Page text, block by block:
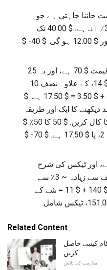
جاننا چاہتی ہے جو
باقاعدگی سے $ 39.99 ہے، اور 30٪ آف ہے. $ 40.00 تک
گول، 10٪ $ 4.00، اوقات 3 30٪ اور $ 12.00 ہو گی. $ 40- $
ایک آئٹم کی باقاعدگی سے قیمت $ 70 ہے، اور یہ 25
فیصد ہے. 10٪ $ 7.00، اوقات 2 $ 14، کے علاوہ نصف 10
فیصد 5٪، یا $ 3.50 ہے. 25٪ $ 14 + $ 3.50 = $ 17.50 ہے. $
$ 52.50 ہے. 25 فیصد دیکھنے کا ایک اور طریقہ
یہ ہے کہ اسے 1/2 / 50 فی صد کا کال کریں. $ 50 کا 50٪ $
35 ہے، لہذا 25٪ $ 35 کی تقسیم 2، یا $ 17.50 ہے. $ 70- $
قیمت ہے، اور ٹیکس کی شرح
8.25٪ ہے. 5٪ $ 7.00، علاوہ (نصف سے زیادہ ~ 3٪ سے
زیادہ) تقریبا $ 4.00 $ 11.00 ہے. $ 140 + $ 11 = شے کے
Related Content
کام کیسے حاصل
کریں
ملازمت کی تلاش